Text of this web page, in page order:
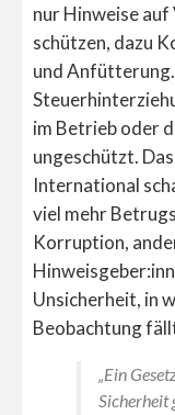
nur Hinweise
schützen, dazu
und
im Betrieb oder
ungeschützt.
International
viel mehr
Korruption,
Unsicherheit, in
Beobachtung
„Ein
Sicherheit